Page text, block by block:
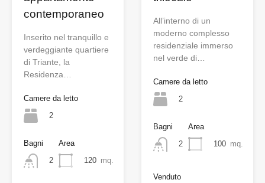
contemporaneo
Inserito nel tranquillo e
verdeggiante quartiere
di Triante, la
Residenza…
Camere da letto
2
Bagni
2
Area
120 mq.
All’interno di un
moderno complesso
residenziale immerso
nel verde di…
Camere da letto
2
Bagni
2
Area
100 mq.
Venduto